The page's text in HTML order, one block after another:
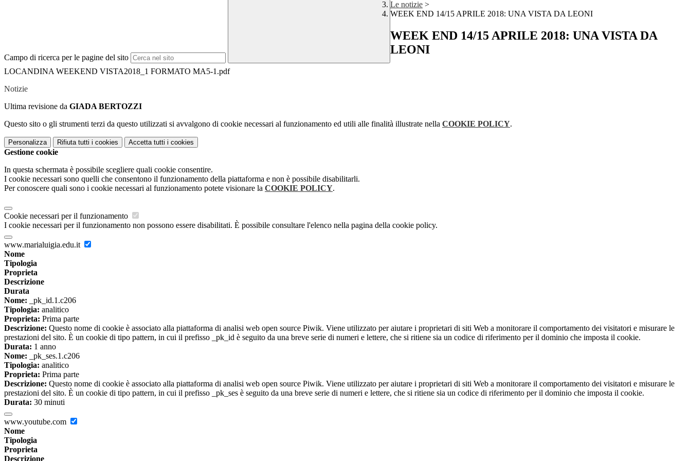
Campo di ricerca per le pagine del sito
Le notizie >
WEEK END 14/15 APRILE 2018: UNA VISTA DA LEONI
WEEK END 14/15 APRILE 2018: UNA VISTA DA
LEONI
LOCANDINA WEEKEND VISTA2018_1 FORMATO MA5-1.pdf
Notizie
Ultima revisione da GIADA BERTOZZI
Questo sito o gli strumenti terzi da questo utilizzati si avvalgono di cookie necessari al funzionamento ed utili alle finalità illustrate nella COOKIE POLICY.
Personalizza Rifiuta tutti i cookies Accetta tutti i cookies
Gestione cookie
In questa schermata è possibile scegliere quali cookie consentire.
I cookie necessari sono quelli che consentono il funzionamento della piattaforma e non è possibile disabilitarli.
Per conoscere quali sono i cookie necessari al funzionamento potete visionare la COOKIE POLICY.
Cookie necessari per il funzionamento
I cookie necessari per il funzionamento non possono essere disabilitati. È possibile consultare l'elenco nella pagina della cookie policy.
www.marialuigia.edu.it
Nome
Tipologia
Proprieta
Descrizione
Durata
Nome: _pk_id.1.c206
Tipologia: analitico
Proprieta: Prima parte
Descrizione: Questo nome di cookie è associato alla piattaforma di analisi web open source Piwik. Viene utilizzato per aiutare i proprietari di siti Web a monitorare il comportamento dei visitatori e misurare le
prestazioni del sito. È un cookie di tipo pattern, in cui il prefisso _pk_id è seguito da una breve serie di numeri e lettere, che si ritiene sia un codice di riferimento per il dominio che imposta il cookie.
Durata: 1 anno
Nome: _pk_ses.1.c206
Tipologia: analitico
Proprieta: Prima parte
Descrizione: Questo nome di cookie è associato alla piattaforma di analisi web open source Piwik. Viene utilizzato per aiutare i proprietari di siti Web a monitorare il comportamento dei visitatori e misurare le
prestazioni del sito. È un cookie di tipo pattern, in cui il prefisso _pk_ses è seguito da una breve serie di numeri e lettere, che si ritiene sia un codice di riferimento per il dominio che imposta il cookie.
Durata: 30 minuti
www.youtube.com
Nome
Tipologia
Proprieta
Descrizione